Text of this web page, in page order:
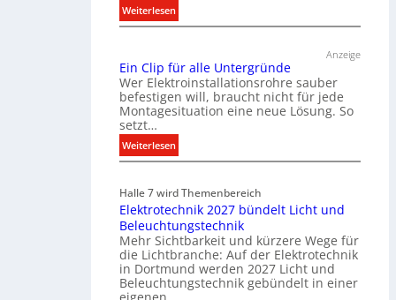
Weiterlesen:
T
r
k
o
m
u
n
k
a
t
i
o
n
Anzeige
Ein Clip für alle Untergründe
Wer Elektroinstallationsrohre sauber
befestigen will, braucht nicht für jede
Montagesituation eine neue Lösung. So
setzt…
Weiterlesen:
E
n
C
l
i
p
f
Halle 7 wird Themenbereich
Elektrotechnik 2027 bündelt Licht und
Beleuchtungstechnik
Mehr Sichtbarkeit und kürzere Wege für
die Lichtbranche: Auf der Elektrotechnik
in Dortmund werden 2027 Licht und
Beleuchtungstechnik gebündelt in einer
eigenen…